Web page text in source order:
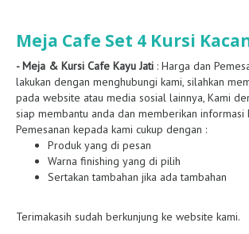
Meja Cafe Set 4 Kursi
- Meja & Kursi Cafe Kayu Jati : Harga dan
lakukan dengan menghubungi kami, silahkan
pada website atau media sosial lainnya, Kami
siap membantu anda dan memberikan informasi
Pemesanan kepada kami cukup dengan :
Produk yang di pesan
Warna finishing yang di pilih
Sertakan tambahan jika ada tambahan
Terimakasih sudah berkunjung ke website kami.